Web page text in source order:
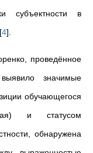
субъектности в
[4]
проведённое
значимые
обучающегося
и статусом
обнаружена